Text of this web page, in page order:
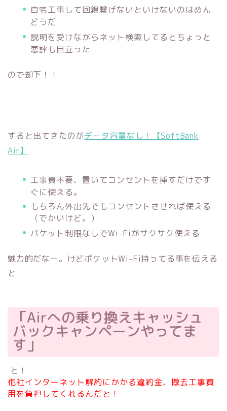
自宅工事して回線繋げないといけないのはめん
どうだ
説明を受けながらネット検索してるとちょっと
悪評も目立った
ので却下！！
すると出てきたのがデータ容量なし！【SoftBank
Air】
工事費不要、置いてコンセントを挿すだけです
ぐに使える。
もちろん外出先でもコンセントさせれば使える
（でかいけど。）
パケット制限なしでWi-Fiがサクサク使える
魅力的だなー。けどポケットWi-Fi持ってる事を伝える
と
「Airへの乗り換えキャッシュ
バックキャンペーンやってま
す」
と！
他社インターネット解約にかかる違約金、撤去工事費
用を負担してくれるんだと！